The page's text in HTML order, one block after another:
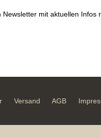
mit aktuellen
Versand AGB